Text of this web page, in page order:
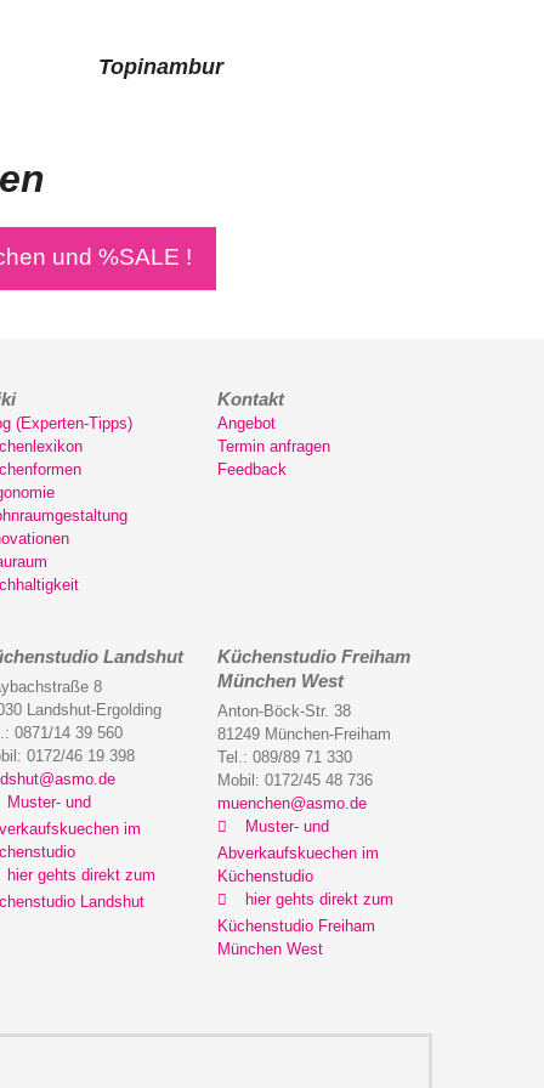
Topinambur
und %SALE !
(Experten-Tipps)
Kontakt
Angebot
Termin anfragen
Feedback
Landshut
8
Landshut-Ergolding
0871/14 39 560
0172/46 19 398
Muster- und
im
hier gehts direkt zum
Landshut
Küchenstudio Freiham
München West
Anton-Böck-Str. 38
81249 München-Freiham
Tel.: 089/89 71 330
Mobil: 0172/45 48 736
muenchen@asmo.de
Muster- und
Abverkaufskuechen im
Küchenstudio
hier gehts direkt zum
Küchenstudio Freiham
München West